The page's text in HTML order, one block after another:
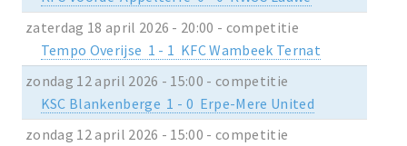
zaterdag 18 april 2026 - 20:00 - competitie
Tempo Overijse 1 - 1 KFC Wambeek Ternat
zondag 12 april 2026 - 15:00 - competitie
KSC Blankenberge 1 - 0 Erpe-Mere United
zondag 12 april 2026 - 15:00 - competitie